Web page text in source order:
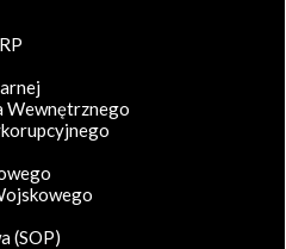
Wewnętrznego
(SOP)